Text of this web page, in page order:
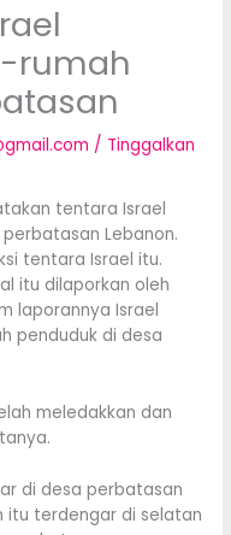
rumah
/ Tinggalkan
tentara Israel
Lebanon.
tentara Israel itu.
itu dilaporkan oleh
laporannya Israel
penduduk di desa
meledakkan dan
di desa perbatasan
itu terdengar di selatan